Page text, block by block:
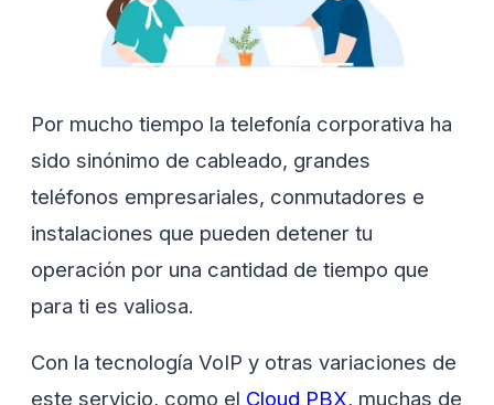
Por mucho tiempo la telefonía corporativa ha
sido sinónimo de cableado, grandes
teléfonos empresariales, conmutadores e
instalaciones que pueden detener tu
operación por una cantidad de tiempo que
para ti es valiosa.
Con la tecnología VoIP y otras variaciones de
este servicio, como el Cloud PBX, muchas de